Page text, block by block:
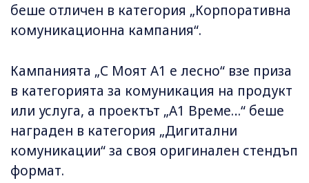
беше отличен в категория „Корпоративна
комуникационна кампания“.
Кампанията „С Моят А1 е лесно“ взе приза
в категорията за комуникация на продукт
или услуга, а проектът „А1 Време…“ беше
награден в категория „Дигитални
комуникации“ за своя оригинален стендъп
формат.